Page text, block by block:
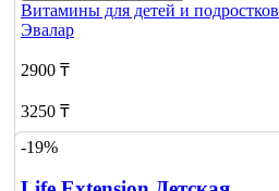
Витамины для детей и подростков
Эвалар
2900 ₸
3250 ₸
Нет в наличии
Сообщить
-19%